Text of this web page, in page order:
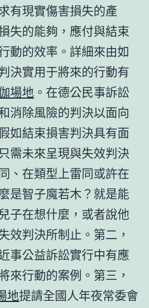
有現實傷害損失的產
失的能夠，應付與結束
動的效率。詳細來由如
決實用于將來的行動有
場地 。在德公民事訴訟
消除風險的判決以面向
如結束損害判決具有面
需未來呈現與失效判決
、在類型上雷同或許在
是智子魔若木？就是能
子在想什麼，或者說他
效判決所制止。第二，
事公益訴訟實行中有應
來行動的案例。第三，
地提請全國人年夜常委會